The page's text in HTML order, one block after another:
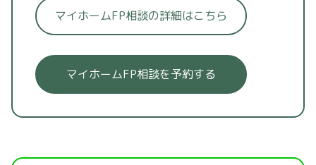
マイホームFP相談の詳細はこちら
マイホームFP相談を予約する